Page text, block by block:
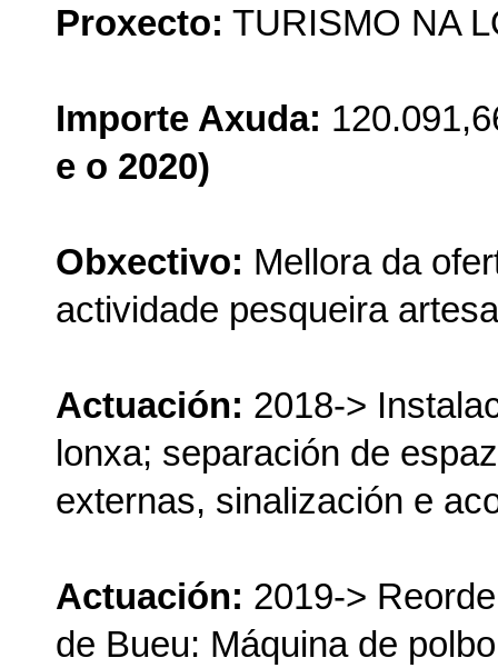
Proxecto: TURISMO NA
Importe Axuda:
e o 2020)
Obxectivo: Mellora da
actividade pesqueira
Actuación: 2018->
lonxa; separación de
externas, sinalización e
Actuación: 2019->
de Bueu: Máquina de